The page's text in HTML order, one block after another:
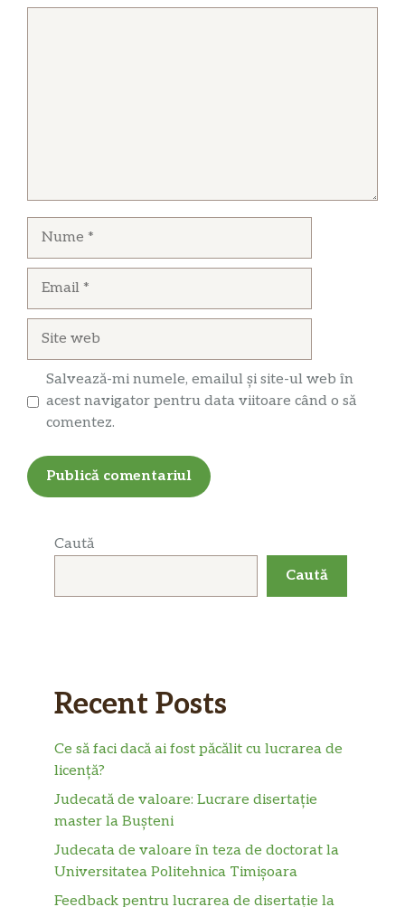
Salvează-mi numele, emailul și site-ul web în
acest navigator pentru data viitoare când o să
comentez.
Caută
Caută
Recent Posts
Ce să faci dacă ai fost păcălit cu lucrarea de
licență?
Judecată de valoare: Lucrare disertație
master la Bușteni
Judecata de valoare în teza de doctorat la
Universitatea Politehnica Timișoara
Feedback pentru lucrarea de disertație la